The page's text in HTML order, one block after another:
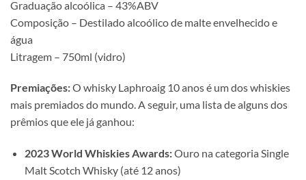
Graduação alcoólica – 43%ABV
Composição – Destilado alcoólico de malte envelhecido e
água
Litragem – 750ml (vidro)
Premiações:O whisky Laphroaig 10 anos é um dos whiskies
mais premiados do mundo. A seguir, uma lista de alguns dos
prêmios que ele já ganhou:
2023 World Whiskies Awards:Ouro na categoria Single
Malt Scotch Whisky (até 12 anos)